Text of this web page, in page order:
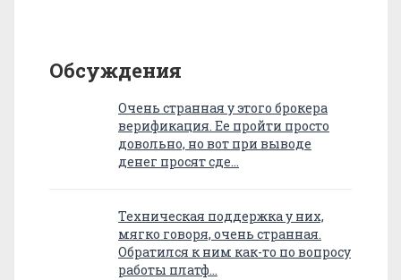
Обсуждения
Очень странная у этого брокера
верификация. Ее пройти просто
довольно, но вот при выводе
денег просят сде…
Техническая поддержка у них,
мягко говоря, очень странная.
Обратился к ним как-то по вопросу
работы платф…